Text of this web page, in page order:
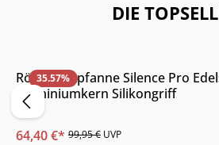
DIE
35.57%
Rösle Bratpfanne Silence Pro
Aluminiumkern Silikongriff
64,40 €* 99,95 € UVP